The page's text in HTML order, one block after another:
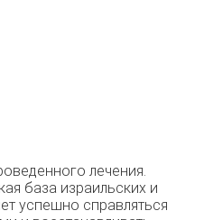
лечения.
база израильских и
успешно справляться